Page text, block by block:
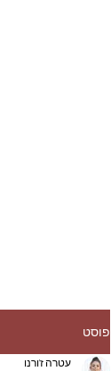
פוסט
עטרה ז'ורנו